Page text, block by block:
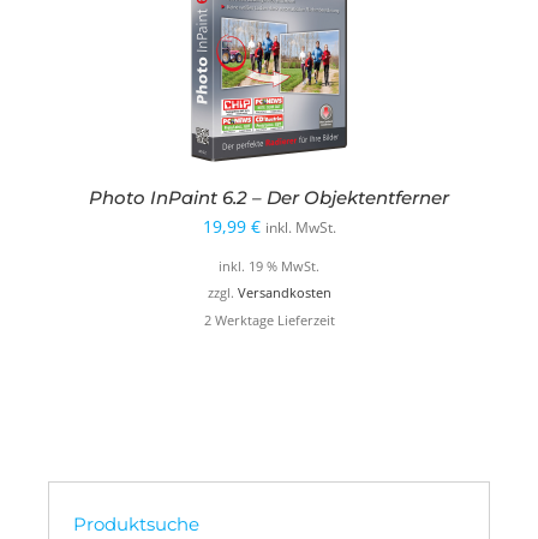
Photo InPaint 6.2 – Der Objektentferner
19,99 € inkl. MwSt.
inkl. 19 % MwSt.
zzgl. Versandkosten
2 Werktage Lieferzeit
Produktsuche